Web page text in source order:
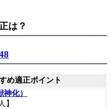
は？
め適正ポイント
化）
】